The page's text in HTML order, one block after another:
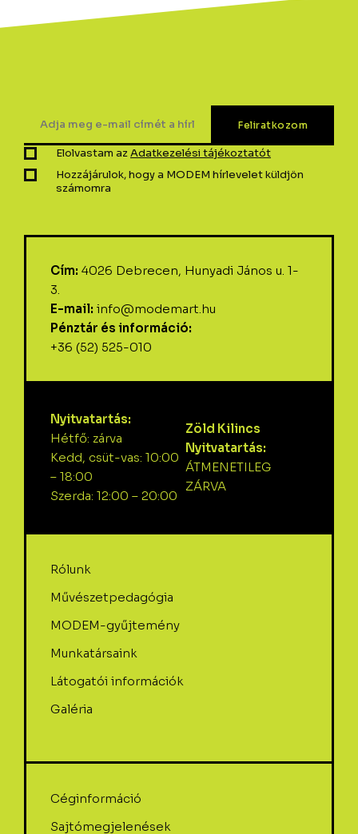
Elolvastam azAdatkezelési tájékoztatót
Hozzájárulok, hogy a MODEM hírlevelet küldjön
számomra
Cím: 4026 Debrecen, Hunyadi János u. 1-
3.
E-mail: info@modemart.hu
Pénztár és információ:
+36 (52) 525-010
Nyitvatartás:
Hétfő: zárva
Kedd, csüt-vas: 10:00
– 18:00
Szerda: 12:00 – 20:00
Zöld Kilincs
Nyitvatartás:
ÁTMENETILEG
ZÁRVA
Rólunk
Művészetpedagógia
MODEM-gyűjtemény
Munkatársaink
Látogatói információk
Galéria
Céginformáció
Sajtómegjelenések